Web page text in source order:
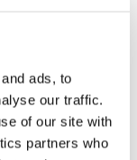
ads, to
our traffic.
of our site with
partners who